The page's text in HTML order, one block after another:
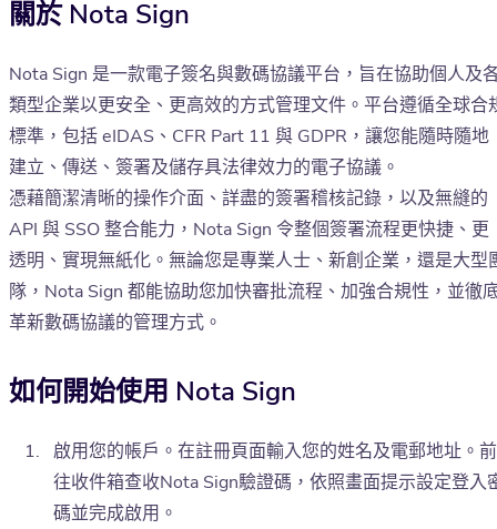
關於 Nota Sign
Nota Sign 是一款電子簽名與數碼協議平台，旨在協助個人及
類型企業以更安全、更高效的方式管理文件。平台遵循全球合
標準，包括 eIDAS、CFR Part 11 與 GDPR，讓您能隨時隨地
建立、傳送、簽署及儲存具法律效力的電子協議。
憑藉簡潔清晰的操作介面、詳盡的簽署稽核記錄，以及無縫的
API 與 SSO 整合能力，Nota Sign 令整個簽署流程更快捷、更
透明、實現無紙化。無論您是專業人士、新創企業，還是大型
隊，Nota Sign 都能協助您加快審批流程、加強合規性，並徹
革新數碼協議的管理方式。
如何開始使用 Nota Sign
啟用您的帳戶。在註冊頁面輸入您的姓名及電郵地址。前
往收件箱查收Nota Sign驗證碼，依照畫面提示設定登入
碼並完成啟用。